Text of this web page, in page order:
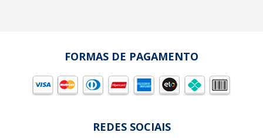
FORMAS DE PAGAMENTO
REDES SOCIAIS